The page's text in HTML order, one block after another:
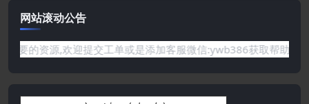
网站滚动公告
没有你需要的资源,欢迎提交工单或是添加客服微信:ywb386获